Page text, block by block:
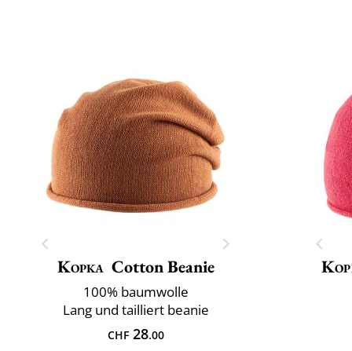
Kopka Cotton Beanie
100% baumwolle
Lang und tailliert beanie
CHF28.00